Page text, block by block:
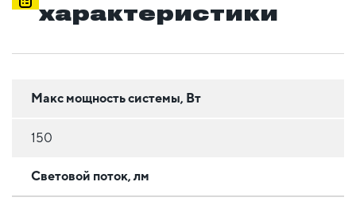
характеристики
Макс мощность системы, Вт
150
Световой поток, лм